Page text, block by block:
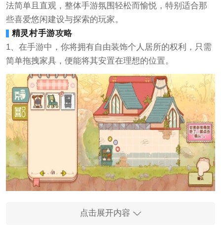
法简单且直观，整体手游氛围轻松而愉悦，特别适合那
些喜爱悠闲建设与探索的玩家。
精灵村手游攻略
1、在手游中，你将拥有自由装饰个人居所的权利，只需
简单拖拽家具，便能将其安置在理想的位置。
点击展开内容